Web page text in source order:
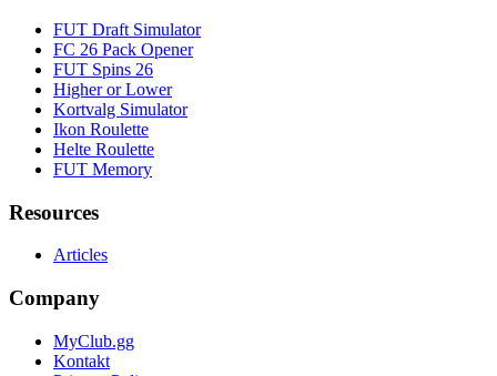
FUT Draft Simulator
FC 26 Pack Opener
FUT Spins 26
Higher or Lower
Kortvalg Simulator
Ikon Roulette
Helte Roulette
FUT Memory
Resources
Articles
Company
MyClub.gg
Kontakt